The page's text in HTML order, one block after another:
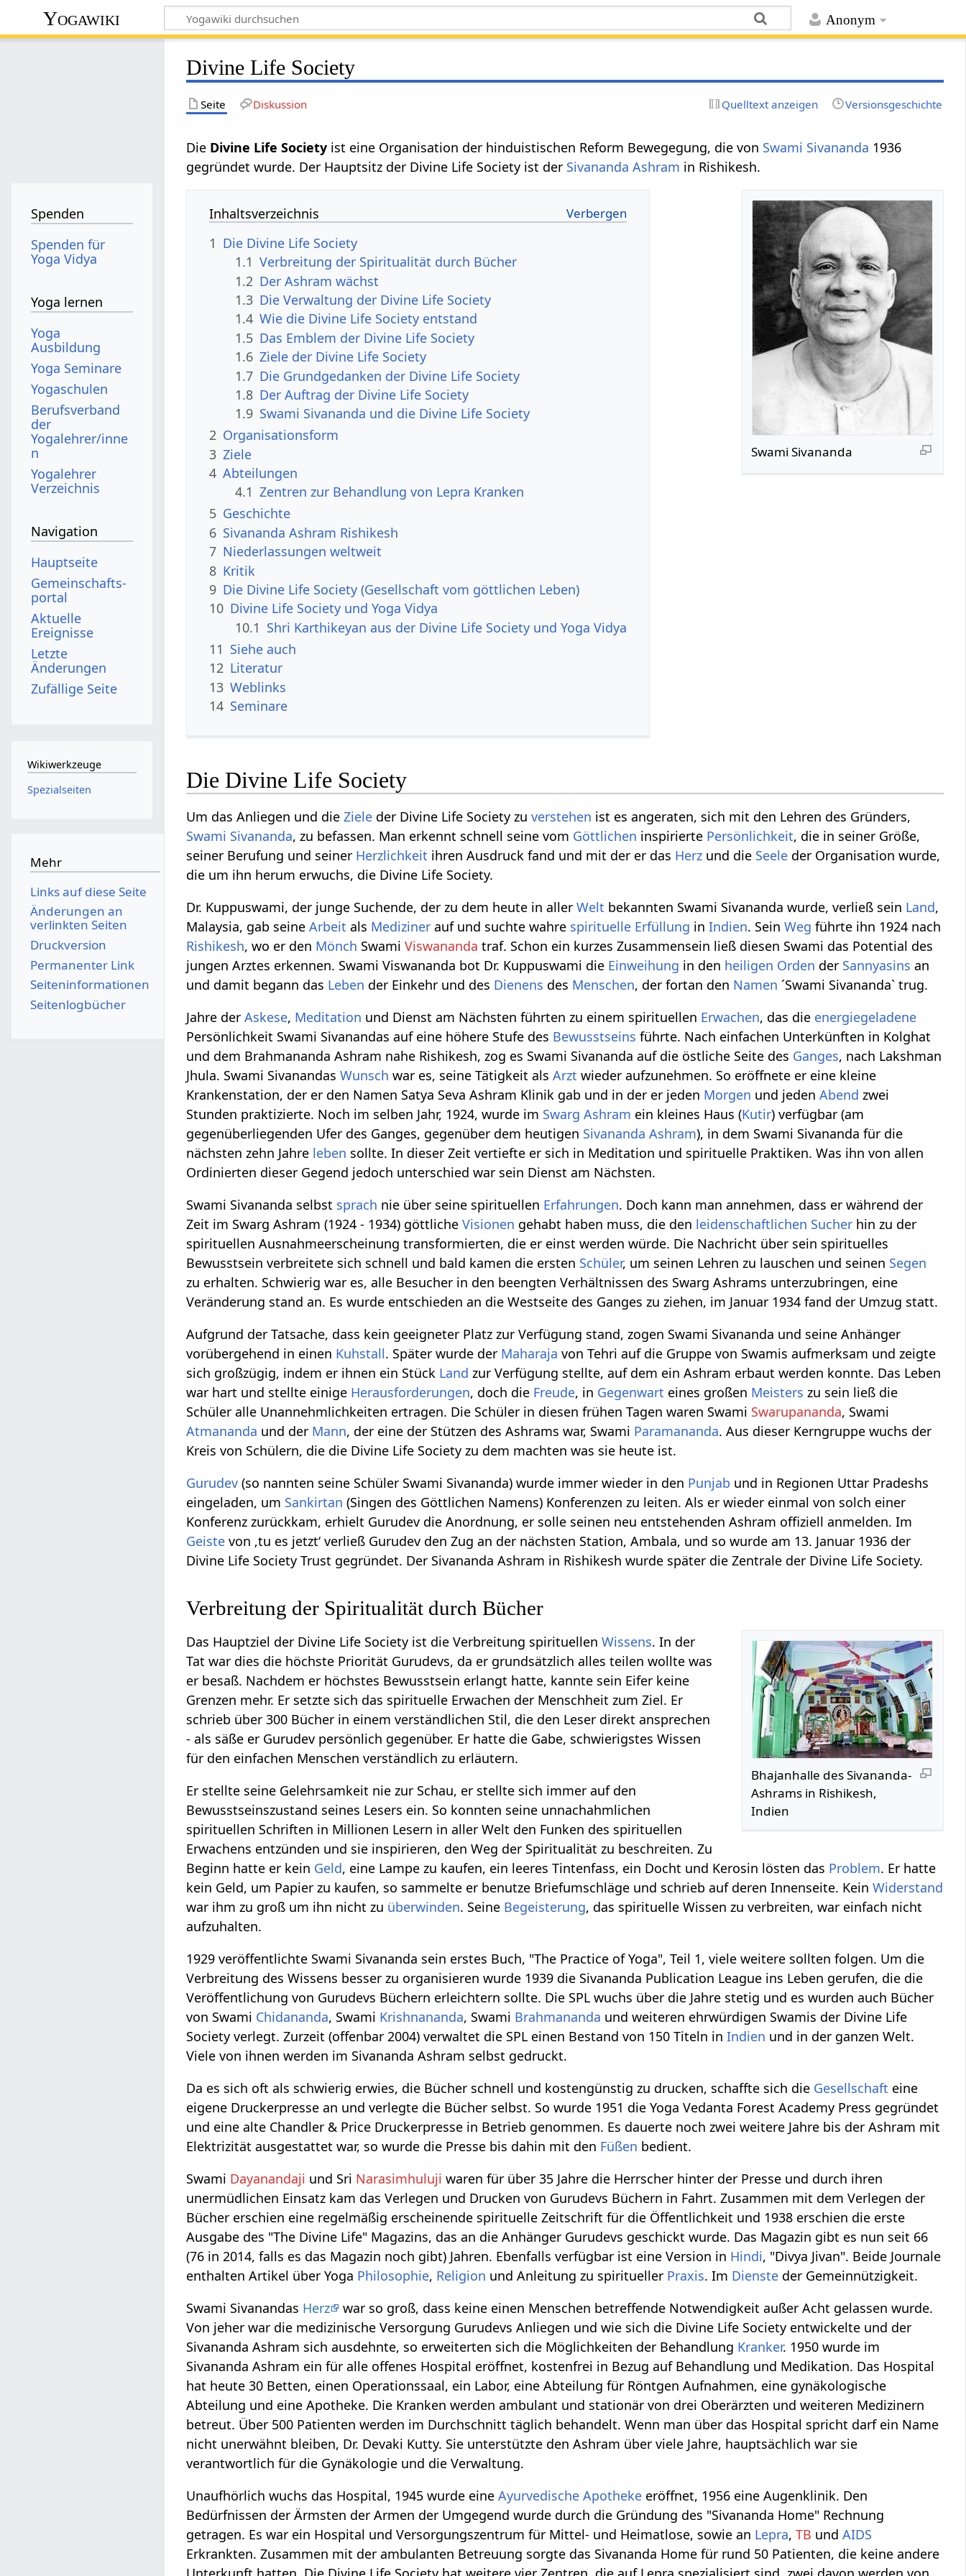
Anonym
Yogawiki
Divine Life Society
Seite Diskussion Quelltext anzeigen Versionsgeschichte
Die Divine Life Society ist eine Organisation der hinduistischen Reform Bewegegung, die von Swami Sivananda 1936
gegründet wurde. Der Hauptsitz der Divine Life Society ist der Sivananda Ashram in Rishikesh.
Swami Sivananda
Inhaltsverzeichnis
1 Die Divine Life Society
1.1 Verbreitung der Spiritualität durch Bücher
1.2 Der Ashram wächst
1.3 Die Verwaltung der Divine Life Society
1.4 Wie die Divine Life Society entstand
1.5 Das Emblem der Divine Life Society
1.6 Ziele der Divine Life Society
1.7 Die Grundgedanken der Divine Life Society
1.8 Der Auftrag der Divine Life Society
1.9 Swami Sivananda und die Divine Life Society
2 Organisationsform
3 Ziele
4 Abteilungen
4.1 Zentren zur Behandlung von Lepra Kranken
5 Geschichte
6 Sivananda Ashram Rishikesh
7 Niederlassungen weltweit
8 Kritik
9 Die Divine Life Society (Gesellschaft vom göttlichen Leben)
10 Divine Life Society und Yoga Vidya
10.1 Shri Karthikeyan aus der Divine Life Society und Yoga Vidya
11 Siehe auch
12 Literatur
13 Weblinks
14 Seminare
Die Divine Life Society
Um das Anliegen und dieZiele der Divine Life Society zuverstehen ist es angeraten, sich mit den Lehren des Gründers,
Swami Sivananda, zu befassen. Man erkennt schnell seine vom Göttlichen inspirierte Persönlichkeit, die in seiner Größe,
seiner Berufung und seiner Herzlichkeit ihren Ausdruck fand und mit der er das Herz und die Seele der Organisation wurde,
die um ihn herum erwuchs, die Divine Life Society.
Dr. Kuppuswami, der junge Suchende, der zu dem heute in allerWelt bekannten Swami Sivananda wurde, verließ sein Land,
Malaysia, gab seineArbeit als Mediziner auf und suchte wahre spirituelle Erfüllung inIndien. SeinWeg führte ihn 1924 nach
Rishikesh, wo er den Mönch SwamiViswananda traf. Schon ein kurzes Zusammensein ließ diesen Swami das Potential des
jungen Arztes erkennen. Swami Viswananda bot Dr. Kuppuswami die Einweihung in den heiligen Orden der Sannyasins an
und damit begann das Leben der Einkehr und des Dienens des Menschen, der fortan den Namen ´Swami Sivananda` trug.
Jahre derAskese, Meditation und Dienst am Nächsten führten zu einem spirituellen Erwachen, das die energiegeladene
Persönlichkeit Swami Sivanandas auf eine höhere Stufe des Bewusstseins führte. Nach einfachen Unterkünften in Kolghat
und dem Brahmananda Ashram nahe Rishikesh, zog es Swami Sivananda auf die östliche Seite des Ganges, nach Lakshman
Jhula. Swami SivanandasWunsch war es, seine Tätigkeit alsArzt wieder aufzunehmen. So eröffnete er eine kleine
Krankenstation, der er den Namen Satya Seva Ashram Klinik gab und in der er jeden Morgen und jedenAbend zwei
Stunden praktizierte. Noch im selben Jahr, 1924, wurde im Swarg Ashram ein kleines Haus (Kutir) verfügbar (am
gegenüberliegenden Ufer des Ganges, gegenüber dem heutigen Sivananda Ashram), in dem Swami Sivananda für die
nächsten zehn Jahre leben sollte. In dieser Zeit vertiefte er sich in Meditation und spirituelle Praktiken. Was ihn von allen
Ordinierten dieser Gegend jedoch unterschied war sein Dienst am Nächsten.
Swami Sivananda selbst sprach nie über seine spirituellen Erfahrungen. Doch kann man annehmen, dass er während der
Zeit im Swarg Ashram (1924 - 1934) göttlicheVisionen gehabt haben muss, die den leidenschaftlichen Sucher hin zu der
spirituellen Ausnahmeerscheinung transformierten, die er einst werden würde. Die Nachricht über sein spirituelles
Bewusstsein verbreitete sich schnell und bald kamen die ersten Schüler, um seinen Lehren zu lauschen und seinen Segen
zu erhalten. Schwierig war es, alle Besucher in den beengten Verhältnissen des Swarg Ashrams unterzubringen, eine
Veränderung stand an. Es wurde entschieden an die Westseite des Ganges zu ziehen, im Januar 1934 fand der Umzug statt.
Aufgrund der Tatsache, dass kein geeigneter Platz zur Verfügung stand, zogen Swami Sivananda und seine Anhänger
vorübergehend in einen Kuhstall. Später wurde der Maharaja von Tehri auf die Gruppe von Swamis aufmerksam und zeigte
sich großzügig, indem er ihnen ein Stück Land zur Verfügung stellte, auf dem ein Ashram erbaut werden konnte. Das Leben
war hart und stellte einige Herausforderungen, doch die Freude, in Gegenwart eines großen Meisters zu sein ließ die
Schüler alle Unannehmlichkeiten ertragen. Die Schüler in diesen frühen Tagen waren Swami Swarupananda, Swami
Atmananda und der Mann, der eine der Stützen des Ashrams war, Swami Paramananda. Aus dieser Kerngruppe wuchs der
Kreis von Schülern, die die Divine Life Society zu dem machten was sie heute ist.
Gurudev (so nannten seine Schüler Swami Sivananda) wurde immer wieder in den Punjab und in Regionen Uttar Pradeshs
eingeladen, um Sankirtan (Singen des Göttlichen Namens) Konferenzen zu leiten. Als er wieder einmal von solch einer
Konferenz zurückkam, erhielt Gurudev die Anordnung, er solle seinen neu entstehenden Ashram offiziell anmelden. Im
Geiste von ‚tu es jetzt‘ verließ Gurudev den Zug an der nächsten Station, Ambala, und so wurde am 13. Januar 1936 der
Divine Life Society Trust gegründet. Der Sivananda Ashram in Rishikesh wurde später die Zentrale der Divine Life Society.
Verbreitung der Spiritualität durch Bücher
Bhajanhalle des Sivananda-
Ashrams in Rishikesh,
Indien
Das Hauptziel der Divine Life Society ist die Verbreitung spirituellenWissens. In der
Tat war dies die höchste Priorität Gurudevs, da er grundsätzlich alles teilen wollte was
er besaß. Nachdem er höchstes Bewusstsein erlangt hatte, kannte sein Eifer keine
Grenzen mehr. Er setzte sich das spirituelle Erwachen der Menschheit zum Ziel. Er
schrieb über 300 Bücher in einem verständlichen Stil, die den Leser direkt ansprechen
- als säße er Gurudev persönlich gegenüber. Er hatte die Gabe, schwierigstes Wissen
für den einfachen Menschen verständlich zu erläutern.
Er stellte seine Gelehrsamkeit nie zur Schau, er stellte sich immer auf den
Bewusstseinszustand seines Lesers ein. So konnten seine unnachahmlichen
spirituellen Schriften in Millionen Lesern in aller Welt den Funken des spirituellen
Erwachens entzünden und sie inspirieren, den Weg der Spiritualität zu beschreiten. Zu
Beginn hatte er kein Geld, eine Lampe zu kaufen, ein leeres Tintenfass, ein Docht und Kerosin lösten das Problem. Er hatte
kein Geld, um Papier zu kaufen, so sammelte er benutze Briefumschläge und schrieb auf deren Innenseite. KeinWiderstand
war ihm zu groß um ihn nicht zu überwinden. Seine Begeisterung, das spirituelle Wissen zu verbreiten, war einfach nicht
aufzuhalten.
1929 veröffentlichte Swami Sivananda sein erstes Buch, "The Practice of Yoga", Teil 1, viele weitere sollten folgen. Um die
Verbreitung des Wissens besser zu organisieren wurde 1939 die Sivananda Publication League ins Leben gerufen, die die
Veröffentlichung von Gurudevs Büchern erleichtern sollte. Die SPL wuchs über die Jahre stetig und es wurden auch Bücher
von Swami Chidananda, Swami Krishnananda, Swami Brahmananda und weiteren ehrwürdigen Swamis der Divine Life
Society verlegt. Zurzeit (offenbar 2004) verwaltet die SPL einen Bestand von 150 Titeln inIndien und in der ganzen Welt.
Viele von ihnen werden im Sivananda Ashram selbst gedruckt.
Da es sich oft als schwierig erwies, die Bücher schnell und kostengünstig zu drucken, schaffte sich die Gesellschaft eine
eigene Druckerpresse an und verlegte die Bücher selbst. So wurde 1951 die Yoga Vedanta Forest Academy Press gegründet
und eine alte Chandler & Price Druckerpresse in Betrieb genommen. Es dauerte noch zwei weitere Jahre bis der Ashram mit
Elektrizität ausgestattet war, so wurde die Presse bis dahin mit den Füßen bedient.
Swami Dayanandaji und Sri Narasimhuluji waren für über 35 Jahre die Herrscher hinter der Presse und durch ihren
unermüdlichen Einsatz kam das Verlegen und Drucken von Gurudevs Büchern in Fahrt. Zusammen mit dem Verlegen der
Bücher erschien eine regelmäßig erscheinende spirituelle Zeitschrift für die Öffentlichkeit und 1938 erschien die erste
Ausgabe des "The Divine Life" Magazins, das an die Anhänger Gurudevs geschickt wurde. Das Magazin gibt es nun seit 66
(76 in 2014, falls es das Magazin noch gibt) Jahren. Ebenfalls verfügbar ist eine Version in Hindi, "Divya Jivan". Beide Journale
enthalten Artikel über Yoga Philosophie, Religion und Anleitung zu spiritueller Praxis. Im Dienste der Gemeinnützigkeit.
Swami Sivanandas Herz
war so groß, dass keine einen Menschen betreffende Notwendigkeit außer Acht gelassen wurde.
Von jeher war die medizinische Versorgung Gurudevs Anliegen und wie sich die Divine Life Society entwickelte und der
Sivananda Ashram sich ausdehnte, so erweiterten sich die Möglichkeiten der Behandlung Kranker. 1950 wurde im
Sivananda Ashram ein für alle offenes Hospital eröffnet, kostenfrei in Bezug auf Behandlung und Medikation. Das Hospital
hat heute 30 Betten, einen Operationssaal, ein Labor, eine Abteilung für Röntgen Aufnahmen, eine gynäkologische
Abteilung und eine Apotheke. Die Kranken werden ambulant und stationär von drei Oberärzten und weiteren Medizinern
betreut. Über 500 Patienten werden im Durchschnitt täglich behandelt. Wenn man über das Hospital spricht darf ein Name
nicht unerwähnt bleiben, Dr. Devaki Kutty. Sie unterstützte den Ashram über viele Jahre, hauptsächlich war sie
verantwortlich für die Gynäkologie und die Verwaltung.
Unaufhörlich wuchs das Hospital, 1945 wurde eineAyurvedische Apotheke eröffnet, 1956 eine Augenklinik. Den
Bedürfnissen der Ärmsten der Armen der Umgegend wurde durch die Gründung des "Sivananda Home" Rechnung
getragen. Es war ein Hospital und Versorgungszentrum für Mittel- und Heimatlose, sowie an Lepra,TB undAIDS
Erkrankten. Zusammen mit der ambulanten Betreuung sorgte das Sivananda Home für rund 50 Patienten, die keine andere
Spenden
Spenden für
Yoga Vidya
Yoga lernen
Yoga
Ausbildung
Yoga Seminare
Yogaschulen
Berufsverband
der
Yogalehrer/inne
n
Yogalehrer
Verzeichnis
Navigation
Hauptseite
Gemeinschafts­
portal
Aktuelle
Ereignisse
Letzte
Änderungen
Zufällige Seite
Wikiwerkzeuge
Spezialseiten
Mehr
Links auf diese Seite
Änderungen an
verlinkten Seiten
Druckversion
Permanenter Link
Seiten­­informationen
Seitenlogbücher